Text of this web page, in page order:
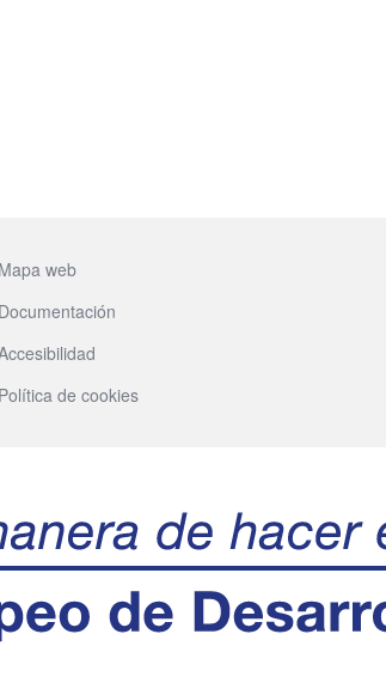
Mapa web
Documentación
Política de cookies